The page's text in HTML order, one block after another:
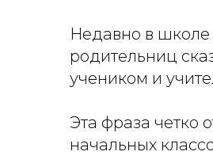
Недавно в школе
родительниц
учеником и
Эта фраза четко
начальных